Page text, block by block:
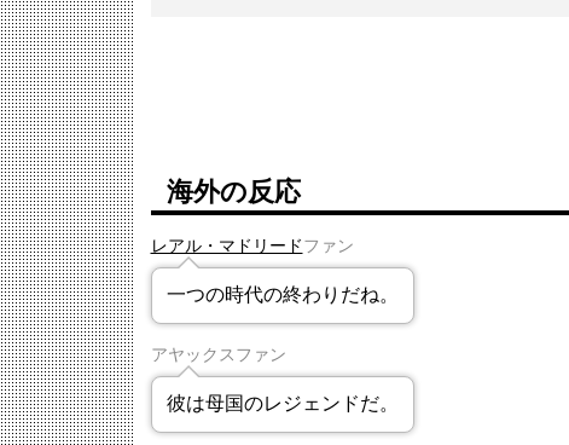
海外の反応
レアル・マドリードファン
一つの時代の終わりだね。
アヤックスファン
彼は母国のレジェンドだ。